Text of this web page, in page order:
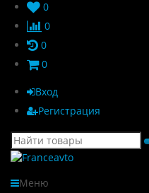
0
0
0
0
Вход
Регистрация
Меню